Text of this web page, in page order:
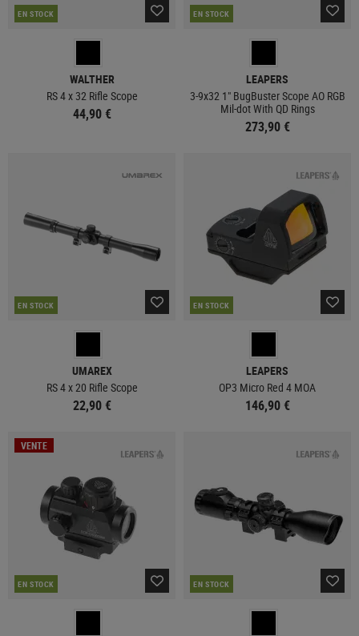
EN STOCK
WALTHER
RS 4 x 32 Rifle Scope
44,90 €
EN STOCK
LEAPERS
3-9x32 1" BugBuster Scope AO RGB
Mil-dot With QD Rings
273,90 €
EN STOCK
UMAREX
RS 4 x 20 Rifle Scope
22,90 €
EN STOCK
LEAPERS
OP3 Micro Red 4 MOA
146,90 €
VENTE
EN STOCK EN STOCK